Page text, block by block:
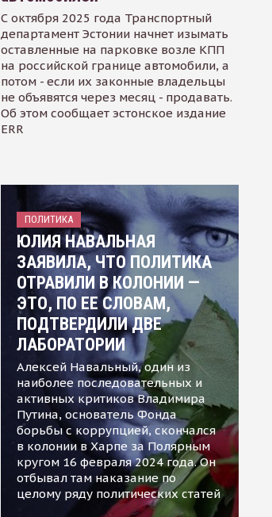
С октября 2025 года Транспортный
департамент Эстонии начнет изымать
оставленные на парковке возле КПП
на российской границе автомобили, а
потом - если их законные владельцы
не объявятся через месяц - продавать.
Об этом сообщает эстонское издание
ERR
ПОЛИТИКА
ЮЛИЯ НАВАЛЬНАЯ
ЗАЯВИЛА, ЧТО ПОЛИТИКА
ОТРАВИЛИ В КОЛОНИИ —
ЭТО, ПО ЕЕ СЛОВАМ,
ПОДТВЕРДИЛИ ДВЕ
ЛАБОРАТОРИИ
Алексей Навальный, один из
наиболее последовательных и
активных критиков Владимира
Путина, основатель Фонда
борьбы с коррупцией, скончался
в колонии в Харпе за Полярным
кругом 16 февраля 2024 года. Он
отбывал там наказание по
целому ряду политических статей